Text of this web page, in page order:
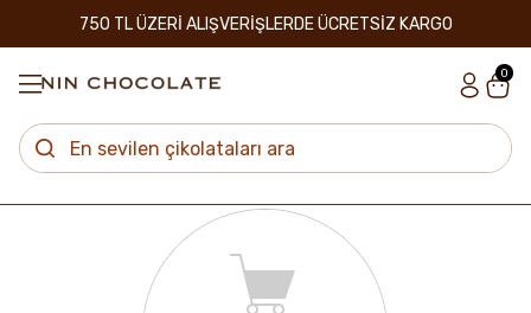
750 TL ÜZERİ ALIŞVERİŞLERDE ÜCRETSİZ KARGO
0